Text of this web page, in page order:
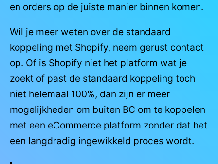
en orders op de juiste manier binnen komen.
Wil je meer weten over de standaard
koppeling met Shopify, neem gerust contact
op. Of is Shopify niet het platform wat je
zoekt of past de standaard koppeling toch
niet helemaal 100%, dan zijn er meer
mogelijkheden om buiten BC om te koppelen
met een eCommerce platform zonder dat het
een langdradig ingewikkeld proces wordt.